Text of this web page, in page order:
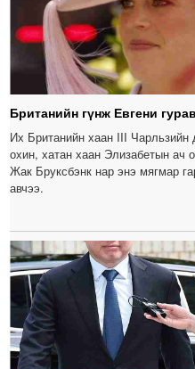
Британийн гүнж Евгени
Их Британийн хаан III
охин, хатан хаан Элизабетын ач
Жак Бруксбэнк нар энэ мягмар
авчээ.